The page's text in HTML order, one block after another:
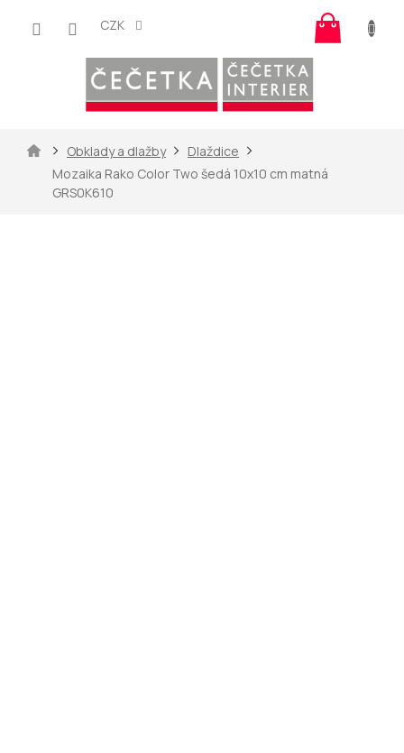
CZK
košík
DomůObklady a dlažby
Dlaždice
Mozaika Rako Color Two šedá 10x10 cm matná
GRS0K610